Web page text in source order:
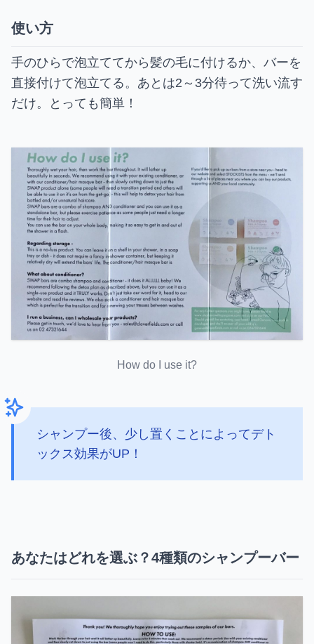
使い方
手のひらで泡立ててから髪の毛に付けるか、バーを
直接付けて泡立てる。あとは2～3分待って洗い流す
だけ。とっても簡単！
How do I use it?
シャンプー後、少し置くことによってデト
ックス効果がUP！
あなたはどれを選ぶ？4種類のシャンプーバー